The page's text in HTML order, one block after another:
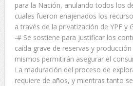
para la Nación, anulando todos los
cuales fueron enajenados los
a través de la privatización de YPF y
-# Se sostiene para justificar los
caída grave de reservas y
mismos permitirán asegurar el
La maduración del proceso de
requiere de años, y mientras tanto